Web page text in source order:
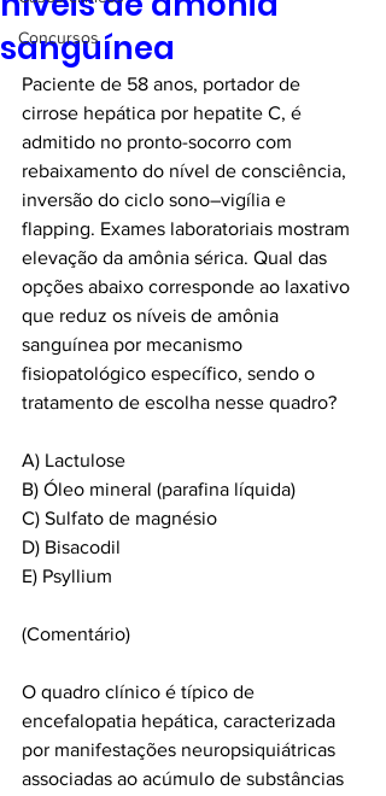
Concursos
sanguínea
Paciente de 58 anos, portador de
cirrose hepática por hepatite C, é
admitido no pronto-socorro com
rebaixamento do nível de consciência,
inversão do ciclo sono–vigília e
flapping. Exames laboratoriais mostram
elevação da amônia sérica. Qual das
opções abaixo corresponde ao laxativo
que reduz os níveis de amônia
sanguínea por mecanismo
fisiopatológico específico, sendo o
tratamento de escolha nesse quadro?
A) Lactulose
B) Óleo mineral (parafina líquida)
C) Sulfato de magnésio
D) Bisacodil
E) Psyllium
(Comentário)
O quadro clínico é típico de
encefalopatia hepática, caracterizada
por manifestações neuropsiquiátricas
associadas ao acúmulo de substâncias